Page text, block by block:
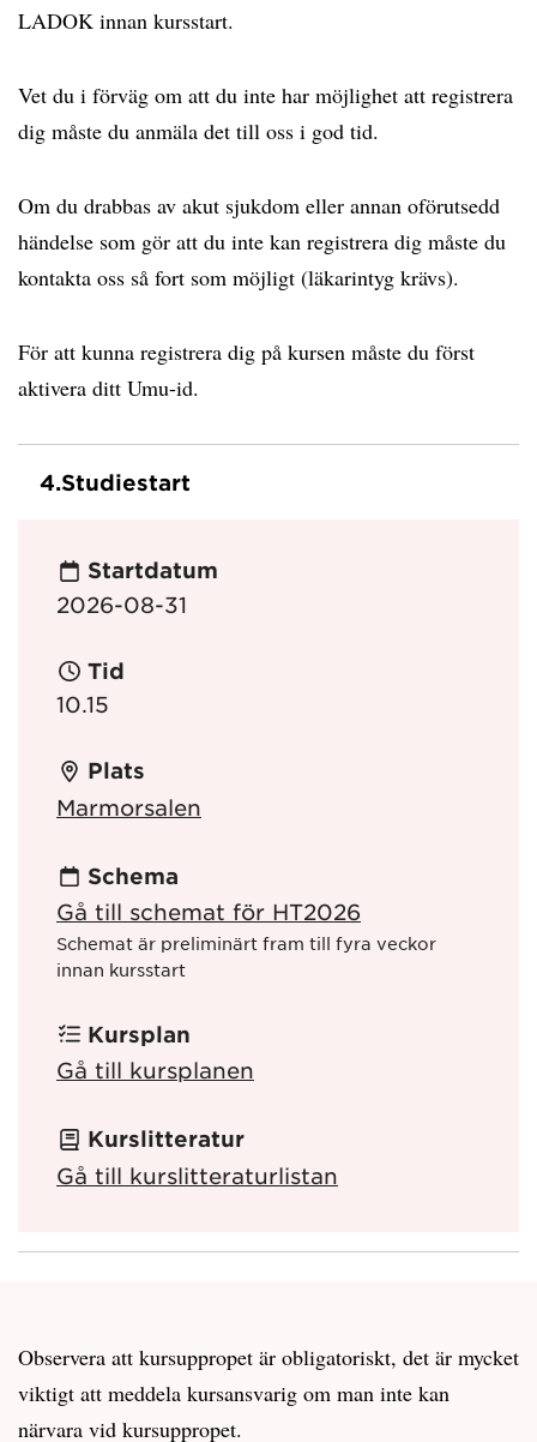
LADOK innan kursstart.
Vet du i förväg om att du inte har möjlighet att registrera
dig måste du anmäla det till oss i god tid.
Om du drabbas av akut sjukdom eller annan oförutsedd
händelse som gör att du inte kan registrera dig måste du
kontakta oss så fort som möjligt (läkarintyg krävs).
För att kunna registrera dig på kursen måste du först
aktivera ditt Umu-id.
4.Studiestart
Startdatum
2026-08-31
Tid
10.15
Plats
Marmorsalen
Schema
Gå till schemat för HT2026
Schemat är preliminärt fram till fyra veckor
innan kursstart
Kursplan
Gå till kursplanen
Kurslitteratur
Gå till kurslitteraturlistan
Observera att kursuppropet är obligatoriskt, det är mycket
viktigt att meddela kursansvarig om man inte kan
närvara vid kursuppropet.